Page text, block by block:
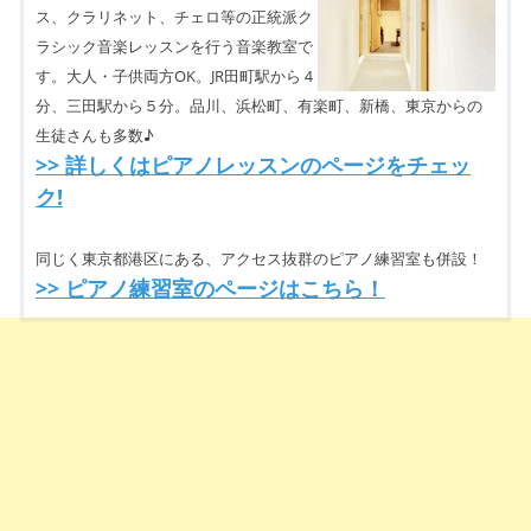
ス、クラリネット、チェロ等の正統派ク
ラシック音楽レッスンを行う音楽教室で
す。大人・子供両方OK。JR田町駅から４
分、三田駅から５分。品川、浜松町、有楽町、新橋、東京からの
生徒さんも多数♪
>> 詳しくはピアノレッスンのページをチェッ
ク!
同じく東京都港区にある、アクセス抜群のピアノ練習室も併設！
>> ピアノ練習室のページはこちら！